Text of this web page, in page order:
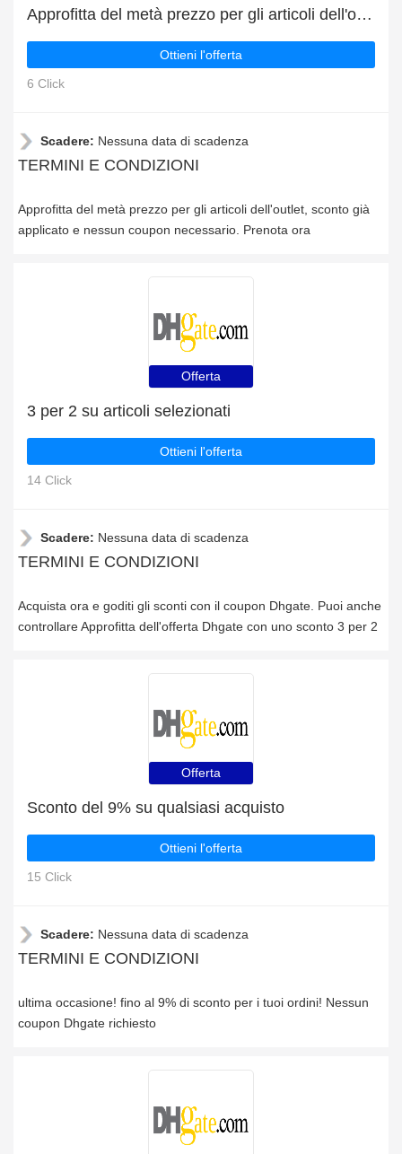
Approfitta del metà prezzo per gli articoli dell'outlet
Ottieni l'offerta
6 Click
Scadere: Nessuna data di scadenza
TERMINI E CONDIZIONI
Approfitta del metà prezzo per gli articoli dell'outlet, sconto già
applicato e nessun coupon necessario. Prenota ora
Offerta
3 per 2 su articoli selezionati
Ottieni l'offerta
14 Click
Scadere: Nessuna data di scadenza
TERMINI E CONDIZIONI
Acquista ora e goditi gli sconti con il coupon Dhgate. Puoi anche
controllare Approfitta dell'offerta Dhgate con uno sconto 3 per 2
Offerta
Sconto del 9% su qualsiasi acquisto
Ottieni l'offerta
15 Click
Scadere: Nessuna data di scadenza
TERMINI E CONDIZIONI
ultima occasione! fino al 9% di sconto per i tuoi ordini! Nessun
coupon Dhgate richiesto